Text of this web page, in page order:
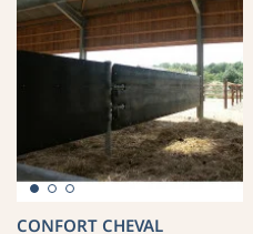
CONFORT CHEVAL